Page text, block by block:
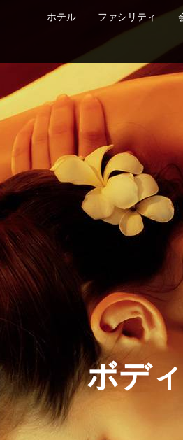
ホテル ファシリティ
ボデ